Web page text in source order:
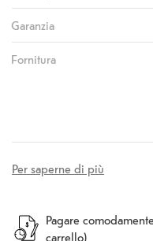
Garanzia
Fornitura
Per saperne di più
Pagare
carrello)